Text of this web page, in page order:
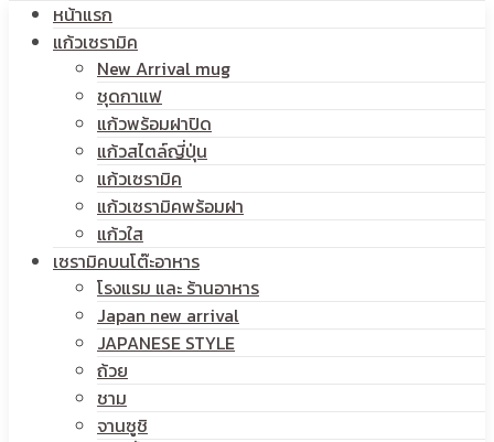
สกรีน
หน้าแรก
แก้วเซรามิค
New Arrival mug
ชุดกาแฟ
แก้วพร้อมฝาปิด
แก้วสไตล์ญี่ปุ่น
แก้วเซรามิค
แก้วเซรามิคพร้อมฝา
แก้วใส
เซรามิคบนโต๊ะอาหาร
โรงแรม และ ร้านอาหาร
Japan new arrival
JAPANESE STYLE
ถ้วย
ชาม
จานซูชิ